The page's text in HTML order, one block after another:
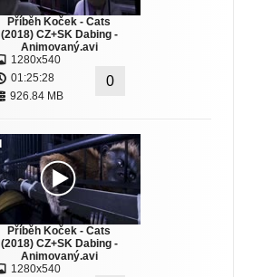
Příběh Koček - Cats
(2018) CZ+SK Dabing -
Animovaný.avi
1280x540
01:25:28
926.84 MB
0
Příběh Koček - Cats
(2018) CZ+SK Dabing -
Animovaný.avi
1280x540